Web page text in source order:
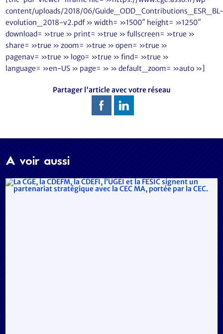
content/uploads/2018/06/
evolution_2018-v2.pdf » width= »1500″ height= »1250″
download= »true » print= »true » fullscreen= »true »
share= »true » zoom= »true » open= »true »
pagenav= »true » logo= »true » find= »true »
language= »en-US » page= » » default_zoom= »auto »]
Partager l'article avec votre réseau
A voir aussi